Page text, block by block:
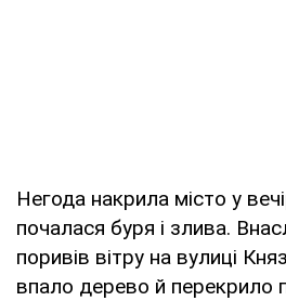
Негода накрила місто у
почалася буря і злива.
поривів вітру на вулиці
впало дерево й перекрило